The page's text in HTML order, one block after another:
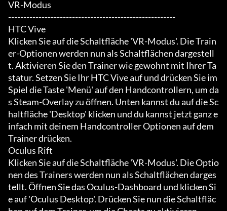
VR-Modus
-------------------------------------------------------
HTC Vive
Klicken Sie auf die Schaltfläche 'VR-Modus'. Die Train
er-Optionen werden nun als Schaltflächen dargestell
t. Aktivieren Sie den Trainer wie gewohnt mit Ihrer Ta
statur. Setzen Sie Ihr HTC Vive auf und drücken Sie im
Spiel die Taste 'Menü' auf den Handcontrollern, um da
s Steam-Overlay zu öffnen. Unten kannst du auf die Sc
haltfläche 'Desktop' klicken und du kannst jetzt ganz e
infach mit deinem Handcontroller Optionen auf dem
Trainer drücken.
Oculus Rift
Klicken Sie auf die Schaltfläche 'VR-Modus'. Die Optio
nen des Trainers werden nun als Schaltflächen darges
tellt. Öffnen Sie das Oculus-Dashboard und klicken Si
e auf 'Oculus Desktop'. Drücken Sie nun die Schaltfläc